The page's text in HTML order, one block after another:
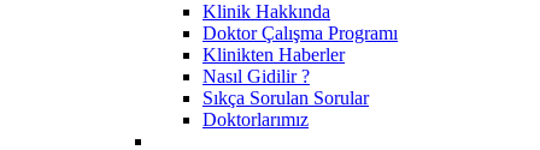
Klinik Hakkında
Doktor Çalışma Programı
Klinikten Haberler
Nasıl Gidilir ?
Sıkça Sorulan Sorular
Doktorlarımız